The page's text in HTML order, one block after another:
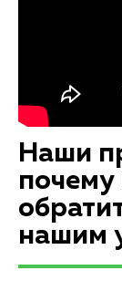
Наши
почему
нашим